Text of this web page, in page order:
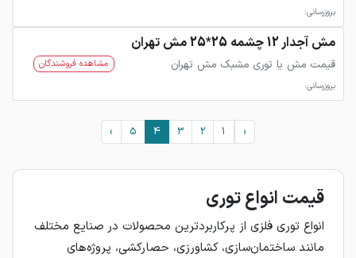
بروزرسانی:
مش آجدار 12 چشمه 25*25 مش تهران
قیمت مش یا توری مشبک مش تهران
بروزرسانی:
مشاهده فروشندگان
‹
1
2
3
4
5
›
قیمت انواع توری
انواع توری فلزی از پرکاربردترین محصولات در صنایع مختلف
مانند ساختمان‌سازی، کشاورزی، حصارکشی، پروژه‌های